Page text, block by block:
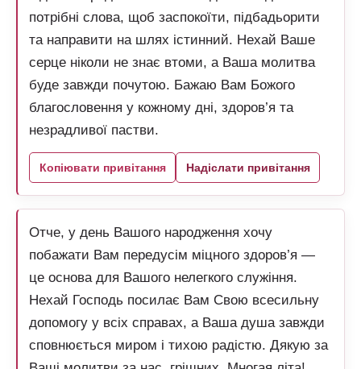
потрібні слова, щоб заспокоїти, підбадьорити
та направити на шлях істинний. Нехай Ваше
серце ніколи не знає втоми, а Ваша молитва
буде завжди почутою. Бажаю Вам Божого
благословення у кожному дні, здоров’я та
незрадливої пастви.
Копіювати привітання Надіслати привітання
Отче, у день Вашого народження хочу
побажати Вам передусім міцного здоров’я —
це основа для Вашого нелегкого служіння.
Нехай Господь посилає Вам Свою всесильну
допомогу у всіх справах, а Ваша душа завжди
сповнюється миром і тихою радістю. Дякую за